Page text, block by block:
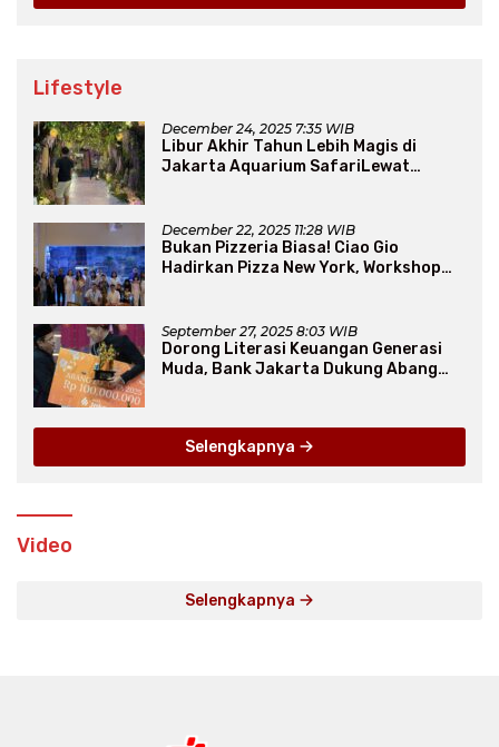
Lifestyle
December 24, 2025 7:35 WIB
Libur Akhir Tahun Lebih Magis di
Jakarta Aquarium SafariLewat
December 22, 2025 11:28 WIB
Bukan Pizzeria Biasa! Ciao Gio
Hadirkan Pizza New York, Workshop
September 27, 2025 8:03 WIB
Dorong Literasi Keuangan Generasi
Muda, Bank Jakarta Dukung Abang
Selengkapnya
Video
Selengkapnya